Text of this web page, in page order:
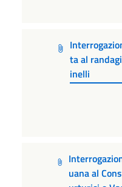
ta al
inelli
uana al